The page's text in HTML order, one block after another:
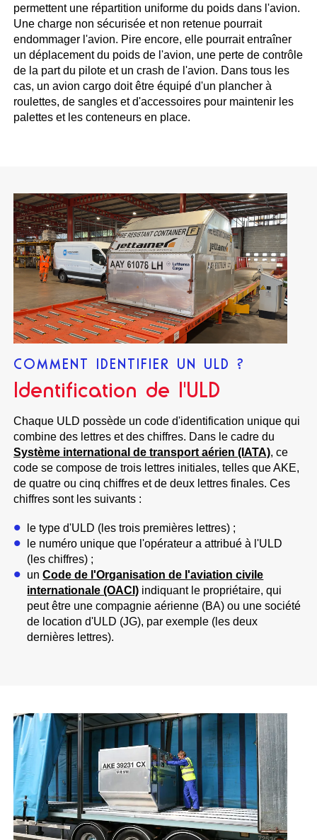
permettent une répartition uniforme du poids dans l'avion.
Une charge non sécurisée et non retenue pourrait
endommager l'avion. Pire encore, elle pourrait entraîner
un déplacement du poids de l'avion, une perte de contrôle
de la part du pilote et un crash de l'avion. Dans tous les
cas, un avion cargo doit être équipé d'un plancher à
roulettes, de sangles et d'accessoires pour maintenir les
palettes et les conteneurs en place.
COMMENT IDENTIFIER UN ULD ?
Identification de l'ULD
Chaque ULD possède un code d'identification unique qui
combine des lettres et des chiffres. Dans le cadre du
Système international de transport aérien (IATA), ce
code se compose de trois lettres initiales, telles que AKE,
de quatre ou cinq chiffres et de deux lettres finales. Ces
chiffres sont les suivants :
le type d'ULD (les trois premières lettres) ;
le numéro unique que l'opérateur a attribué à l'ULD
(les chiffres) ;
unCode de l'Organisation de l'aviation civile
internationale (OACI) indiquant le propriétaire, qui
peut être une compagnie aérienne (BA) ou une société
de location d'ULD (JG), par exemple (les deux
dernières lettres).